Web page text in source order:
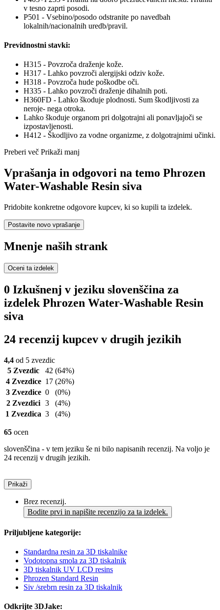
v tesno zaprti posodi.
P501 - Vsebino/posodo odstranite po navedbah
lokalnih/nacionalnih uredb/pravil.
Previdnostni stavki:
H315 - Povzroča draženje kože.
H317 - Lahko povzroči alergijski odziv kože.
H318 - Povzroča hude poškodbe oči.
H335 - Lahko povzroči draženje dihalnih poti.
H360FD - Lahko škoduje plodnosti. Sum škodljivosti za
neroje- nega otroka.
Lahko škoduje organom pri dolgotrajni ali ponavljajoči se
izpostavljenosti.
H412 - Škodljivo za vodne organizme, z dolgotrajnimi učinki.
Preberi več Prikaži manj
Vprašanja in odgovori na temo Phrozen
Water-Washable Resin siva
Pridobite konkretne odgovore kupcev, ki so kupili ta izdelek.
Postavite novo vprašanje
Mnenje naših strank
Oceni ta izdelek
0 Izkušnenj v jeziku slovenščina za
izdelek Phrozen Water-Washable Resin
siva
24 recenzij kupcev v drugih jezikih
4,4 od 5 zvezdic
5 Zvezdic
42 (64%)
4 Zvezdice 17 (26%)
3 Zvezdice 0
(0%)
2 Zvezdici 3
(4%)
1 Zvezdica 3 (4%)
65 ocen
slovenščina - v tem jeziku še ni bilo napisanih recenzij. Na voljo je
24 recenzij v drugih jezikih.
Prikaži
Brez recenzij.
Bodite prvi in napišite recenzijo za ta izdelek.
Priljubljene kategorije:
Standardna resin za 3D tiskalnike
Vodotopna smola za 3D tiskalnik
3D tiskalnik UV LCD resins
Phrozen Standard Resin
Siv /srebrn resin za 3D tiskalnik
Odkrijte 3DJake: